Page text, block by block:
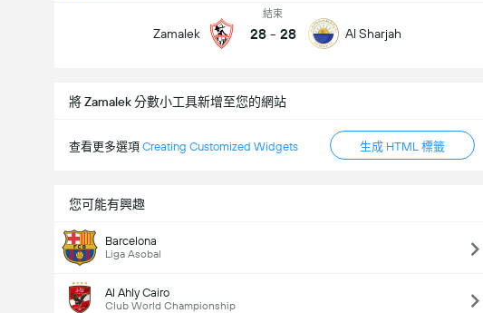
Zamalek
結束
28 - 28 Al Sharjah
將 Zamalek 分數小工具新增至您的網站
查看更多選項 Creating Customized Widgets 生成 HTML 標籤
您可能有興趣
Barcelona
Liga Asobal
Al Ahly Cairo
Club World Championship